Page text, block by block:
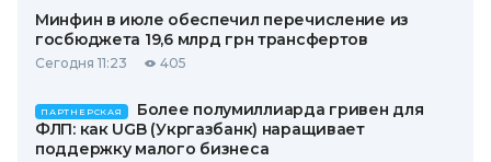
Минфин в июле обеспечил перечисление из
госбюджета 19,6 млрд грн трансфертов
Сегодня 11:23 405
ПАРТНЕРСКАЯ
Более полумиллиарда гривен для
ФЛП: как UGB (Укргазбанк) наращивает
поддержку малого бизнеса